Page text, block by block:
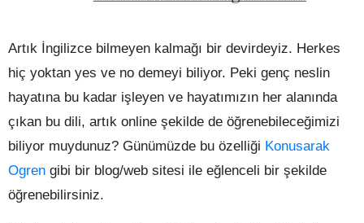
Artık İngilizce bilmeyen kalmağı bir devirdeyiz. Herkes
hiç yoktan yes ve no demeyi biliyor. Peki genç neslin
hayatına bu kadar işleyen ve hayatımızın her alanında
çıkan bu dili, artık online şekilde de öğrenebileceğimizi
biliyor muydunuz? Günümüzde bu özelliği Konusarak
Ogren gibi bir blog/web sitesi ile eğlenceli bir şekilde
öğrenebilirsiniz.